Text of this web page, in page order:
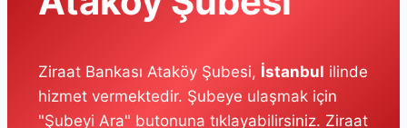
Ziraat Bankası Ataköy Şubesi, İstanbul ilinde
hizmet vermektedir. Şubeye ulaşmak için
"Şubeyi Ara" butonuna tıklayabilirsiniz. Ziraat